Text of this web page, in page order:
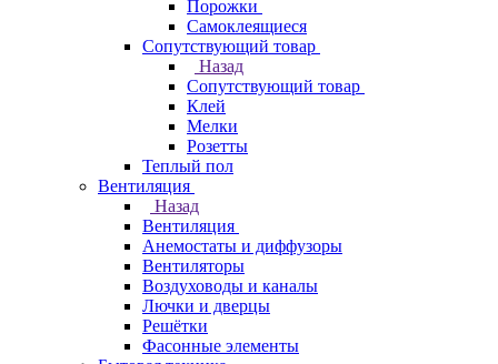
Порожки
Самоклеящиеся
Сопутствующий товар
Назад
Сопутствующий товар
Клей
Мелки
Розетты
Теплый пол
Вентиляция
Назад
Вентиляция
Анемостаты и диффузоры
Вентиляторы
Воздуховоды и каналы
Лючки и дверцы
Решётки
Фасонные элементы